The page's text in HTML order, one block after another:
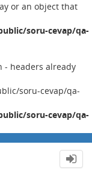
or an object that
soru-cevap/qa-
- headers already
soru-cevap/qa-
soru-cevap/qa-